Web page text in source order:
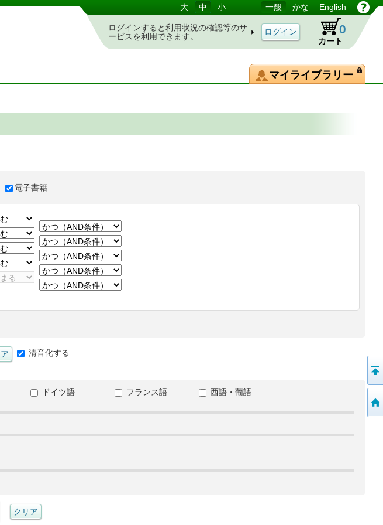
大 中 小 一般 かな English
ログインすると利用状況の確認等のサ
ービスを利用できます。
カート
0
マイライブラリー
電子書籍
清音化する
ドイツ語 フランス語
西語・葡語